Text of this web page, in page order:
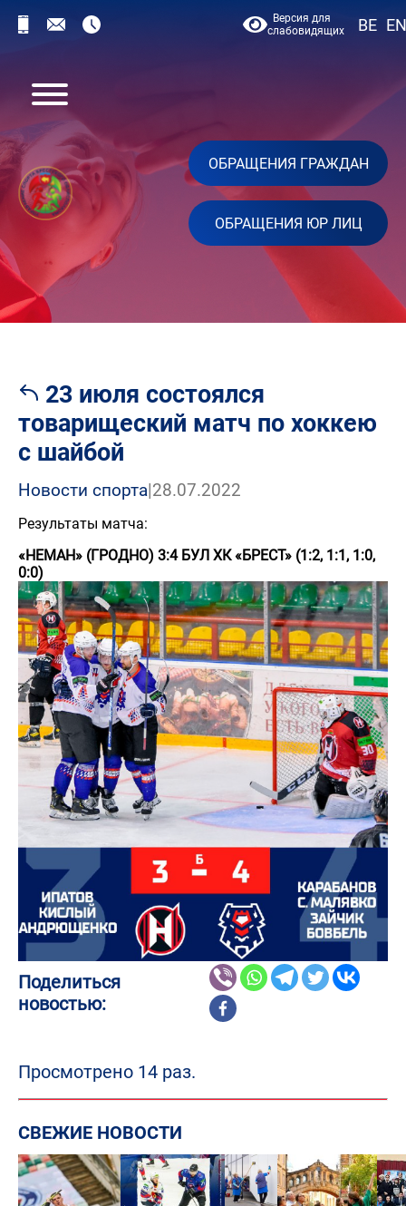
Версия для
слабовидящих
BE EN
ОБРАЩЕНИЯ ГРАЖДАН
ОБРАЩЕНИЯ ЮР ЛИЦ
23 июля состоялся
товарищеский матч по хоккею
с шайбой
Новости спорта|28.07.2022
Результаты матча:
«НЕМАН» (ГРОДНО) 3:4 БУЛ ХК «БРЕСТ» (1:2, 1:1, 1:0,
0:0)
Поделиться
новостью:
Просмотрено 14 раз.
СВЕЖИЕ НОВОСТИ